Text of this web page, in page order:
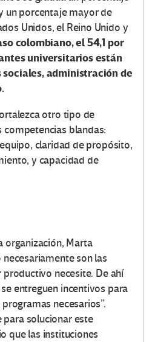
un porcentaje mayor de
Unidos, el Reino Unido y
colombiano, el 54,1 por
universitarios están
administración de
otro tipo de
competencias blandas:
claridad de propósito,
y capacidad de
organización, Marta
necesariamente son las
productivo necesite. De ahí
entreguen incentivos para
necesarios”.
para solucionar este
que las instituciones